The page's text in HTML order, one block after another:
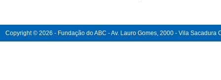
Copyright © 2026 - Fundação do ABC - Av. Lauro Gomes, 2000 - Vila